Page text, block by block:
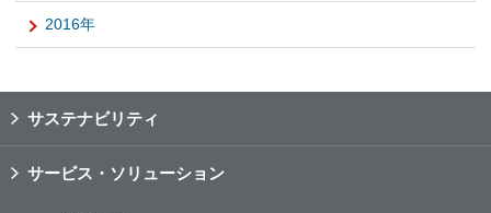
2016年
サステナビリティ
サービス・ソリューション